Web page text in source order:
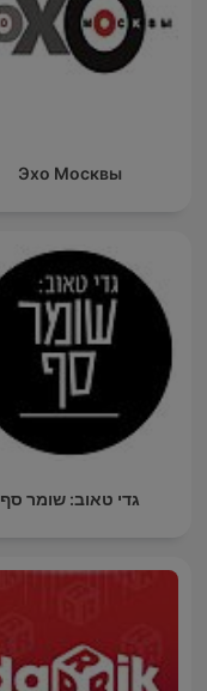
Эхо Москвы
גדי טאוב: שומר סף